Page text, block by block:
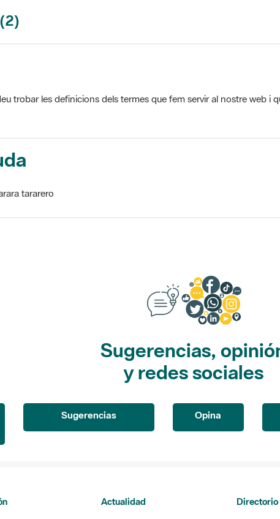
trobar les definicions dels termes que fem servir al nostre web i
tararero
Sugerencias,
y redes sociales
Sugerencias Opina
Actualidad Directorio